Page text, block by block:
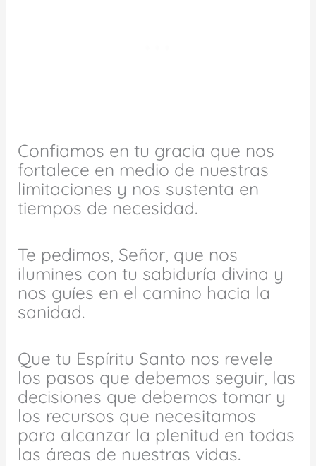
Confiamos en tu gracia que nos
fortalece en medio de nuestras
limitaciones y nos sustenta en
tiempos de necesidad.
Te pedimos, Señor, que nos
ilumines con tu sabiduría divina y
nos guíes en el camino hacia la
sanidad.
Que tu Espíritu Santo nos revele
los pasos que debemos seguir, las
decisiones que debemos tomar y
los recursos que necesitamos
para alcanzar la plenitud en todas
las áreas de nuestras vidas.